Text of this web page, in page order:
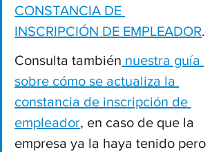
CONSTANCIA DE
INSCRIPCIÓN DE EMPLEADOR.
Consulta también nuestra guía
sobre cómo se actualiza la
constancia de inscripción de
empleador, en caso de que la
empresa ya la haya tenido pero